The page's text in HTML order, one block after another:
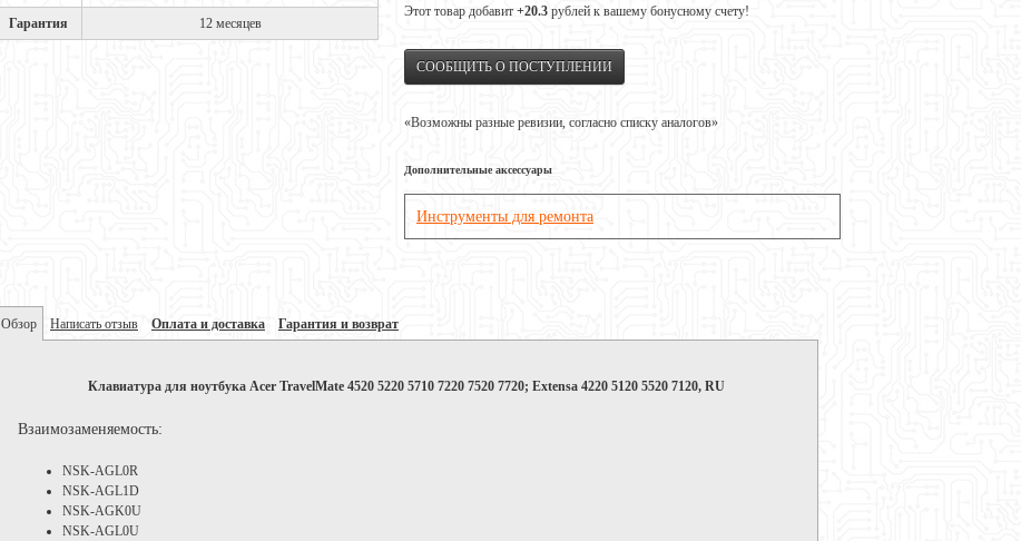
Гарантия 12 месяцев
Этот товар добавит +20.3 рублей к вашему бонусному счету!
СООБЩИТЬ О ПОСТУПЛЕНИИ
«Возможны разные ревизии, согласно списку аналогов»
Дополнительные аксессуары
Инструменты для ремонта
Обзор Написать отзыв Оплата и доставка Гарантия и возврат
Клавиатура для ноутбука Acer TravelMate 4520 5220 5710 7220 7520 7720; Extensa 4220 5120 5520 7120, RU
Взаимозаменяемость:
NSK-AGL0R
NSK-AGL1D
NSK-AGK0U
NSK-AGL0U